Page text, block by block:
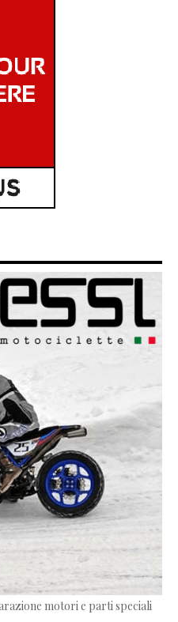
motori e parti speciali